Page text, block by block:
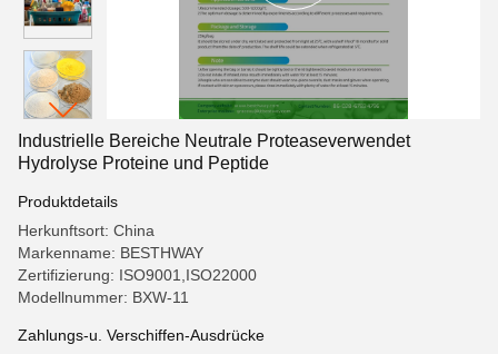
Industrielle Bereiche Neutrale Proteaseverwendet
Hydrolyse Proteine und Peptide
Produktdetails
Herkunftsort: China
Markenname: BESTHWAY
Zertifizierung: ISO9001,ISO22000
Modellnummer: BXW-11
Zahlungs-u. Verschiffen-Ausdrücke